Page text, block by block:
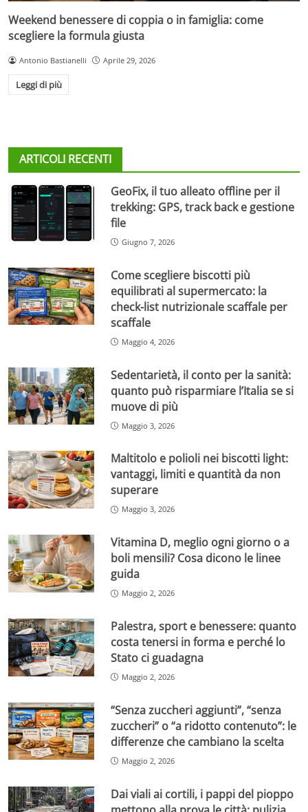
Weekend benessere di coppia o in famiglia: come
scegliere la formula giusta
Antonio Bastianelli Aprile 29, 2026
Leggi di più
ARTICOLI RECENTI
GeoFix, il tuo alleato offline per il
trekking: GPS, track back e gestione
file
Giugno 7, 2026
Come scegliere biscotti più
equilibrati al supermercato: la
check-list nutrizionale scaffale per
scaffale
Maggio 4, 2026
Sedentarietà, il conto per la sanità:
quanto può risparmiare l’Italia se si
muove di più
Maggio 3, 2026
Maltitolo e polioli nei biscotti light:
vantaggi, limiti e quantità da non
superare
Maggio 3, 2026
Vitamina D, meglio ogni giorno o a
boli mensili? Cosa dicono le linee
guida
Maggio 2, 2026
Palestra, sport e benessere: quanto
costa tenersi in forma e perché lo
Stato ci guadagna
Maggio 2, 2026
“Senza zuccheri aggiunti”, “senza
zuccheri” o “a ridotto contenuto”: le
differenze che cambiano la scelta
Maggio 2, 2026
Dai viali ai cortili, i pappi del pioppo